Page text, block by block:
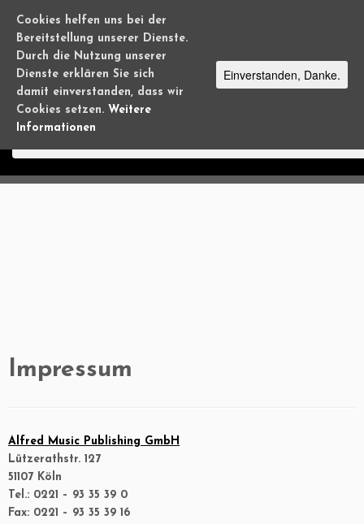
Inhalt
springen
Mit Leidenschaft Klavier spielen
Impressum
Alfred Music Publishing GmbH
Lützerathstr. 127
51107 Köln
Tel.: 0221 – 93 35 39 0
Fax: 0221 – 93 35 39 16
Cookies helfen uns bei der
Bereitstellung unserer Dienste.
Durch die Nutzung unserer
Dienste erklären Sie sich
damit einverstanden, dass wir
Cookies setzen. Weitere
Informationen
Einverstanden, Danke.